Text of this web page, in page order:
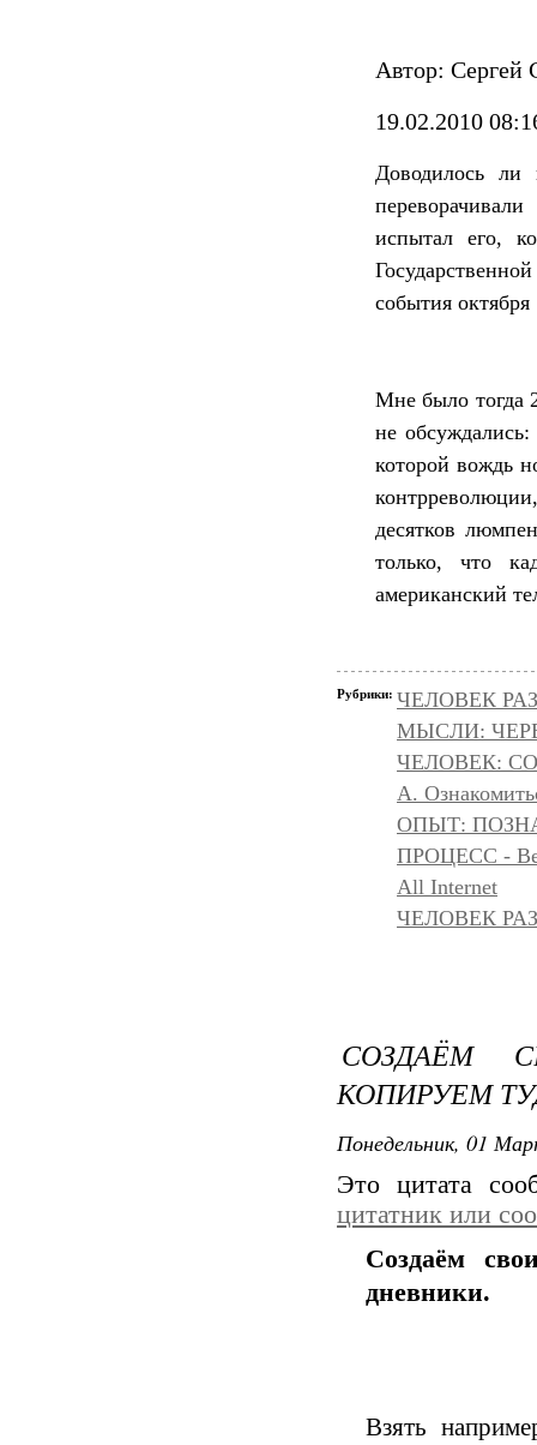
Автор: Сергей
19.02.2010
Доводилось ли
испытал его,
события
Мне было тогда
не
которой вождь
десятков
только, что
американский
Рубрики: ЧЕЛОВЕК
МЫСЛИ:
ЧЕЛОВЕК:
А.
ОПЫТ:
ПРОЦЕСС -
All Internet
ЧЕЛОВЕК
СОЗДАЁМ
КОПИРУЕМ
Понедельник, 01
Это цитата
цитатник или
Создаём
дневники.
Взять